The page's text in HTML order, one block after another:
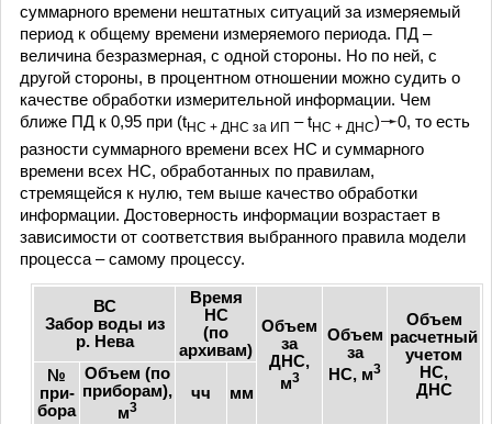
суммарного времени нештатных ситуаций за измеряемый
период к общему времени измеряемого периода. ПД –
величина безразмерная, с одной стороны. Но по ней, с
другой стороны, в процентном отношении можно судить о
качестве обработки измерительной информации. Чем
ближе ПД к 0,95 при (tНС + ДНС за ИП – tНС + ДНС)
0, то есть
разности суммарного времени всех НС и суммарного
времени всех НС, обработанных по правилам,
стремящейся к нулю, тем выше качество обработки
информации. Достоверность информации возрастает в
зависимости от соответствия выбранного правила модели
процесса – самому процессу.
ВС
Забор воды из
р. Нева
Время
НС
(по
архивам)
Объем
за
ДНС,
м3
Объем
за
НС, м3
Объем
расчетный
учетом
НС,
ДНС
№
при-
бора
Объем (по
приборам),
м3
чч мм